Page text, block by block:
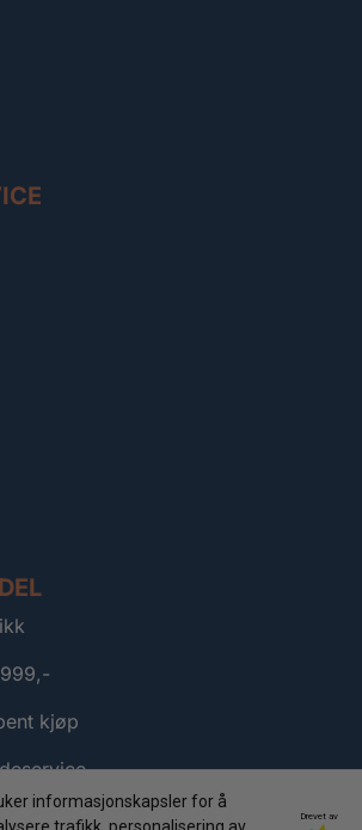
kjøp
informasjonskapsler for å
Drevet av